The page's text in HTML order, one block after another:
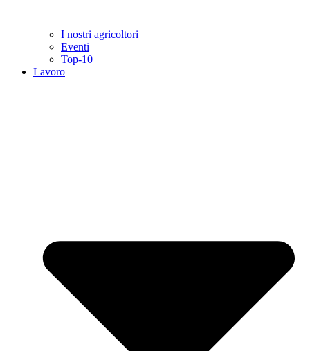
I nostri agricoltori
Eventi
Top-10
Lavoro